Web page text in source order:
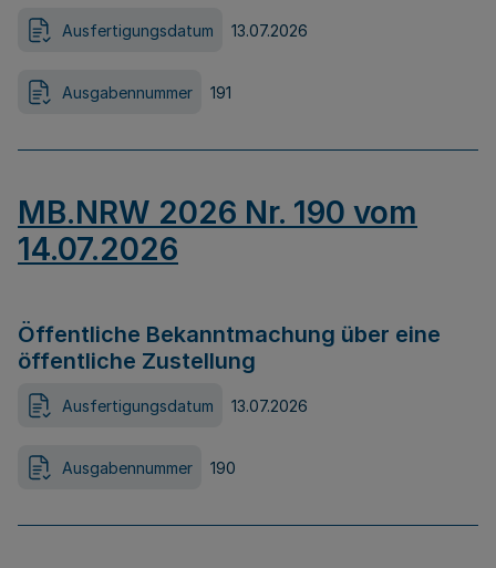
Ausfertigungsdatum 13.07.2026
Ausgabennummer 191
MB.NRW 2026 Nr. 190 vom
14.07.2026
Öffentliche Bekanntmachung über eine
öffentliche Zustellung
Ausfertigungsdatum 13.07.2026
Ausgabennummer 190